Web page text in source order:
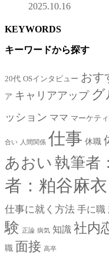
2025.10.16
KEYWORDS
キーワードから探す
20代 OSインタビュー おす
ア キャリアアップ グ
ッション ママ マーケテ
合い 人間関係 仕事 休職
あおい 執筆者
者：粕谷麻衣
仕事に就く方法 手に職
験 正論 病気 知識 社内
職 面接 高卒